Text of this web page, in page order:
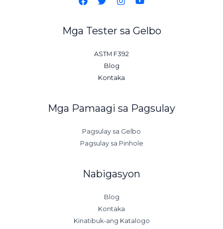
Mga Tester sa Gelbo
ASTM F392
Blog
Kontaka
Mga Pamaagi sa Pagsulay
Pagsulay sa Gelbo
Pagsulay sa Pinhole
Nabigasyon
Blog
Kontaka
Kinatibuk-ang Katalogo